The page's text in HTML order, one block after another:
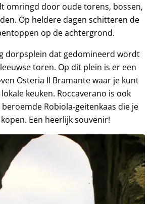
omringd door oude torens, bossen,
Op heldere dagen schitteren de
op de achtergrond.
dorpsplein dat gedomineerd wordt
toren. Op dit plein is er een
Osteria Il Bramante waar je kunt
keuken. Roccaverano is ook
Robiola-geitenkaas die je
Een heerlijk souvenir!